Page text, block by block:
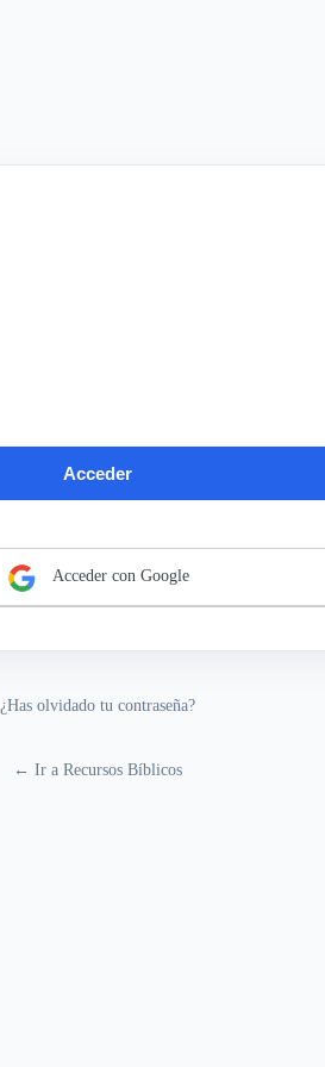
Acceder con Google
¿Has olvidado tu contraseña?
← Ir a Recursos Bíblicos